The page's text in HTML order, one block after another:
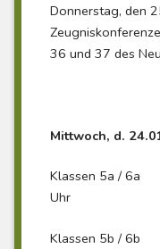
Donnerstag, den
36 und 37 des
Mittwoch, d.
Klassen
Uhr
Klassen